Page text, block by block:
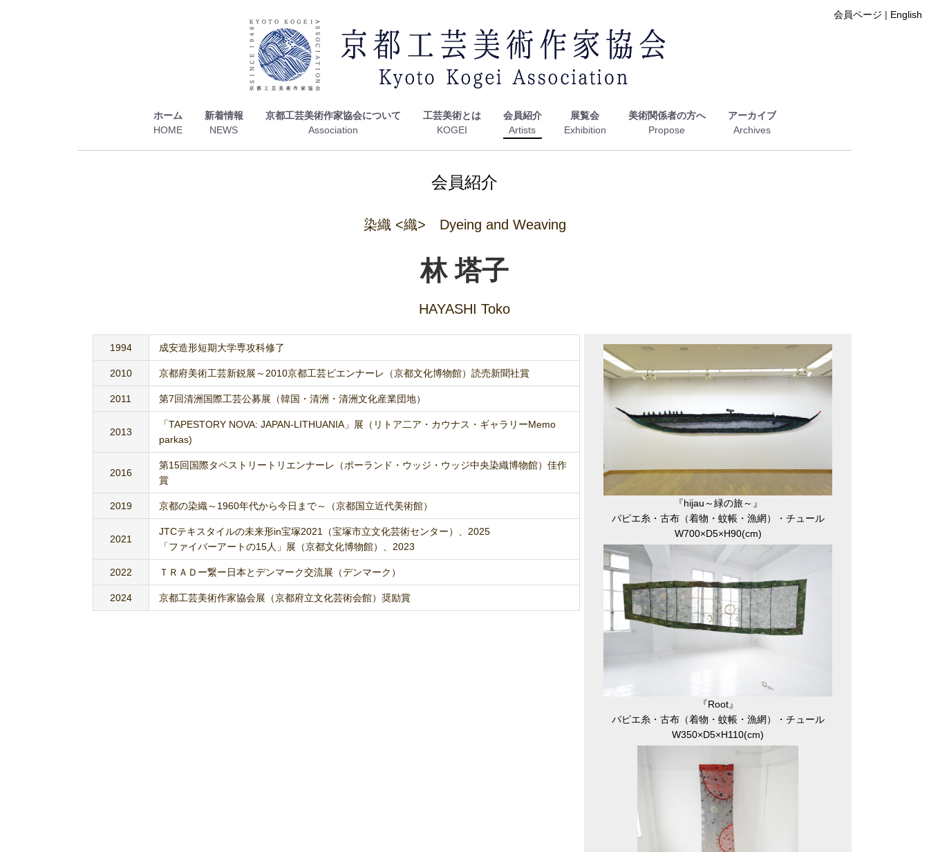
会員ページ | English
ホーム 新着情報 京都工芸美術作家協会について 工芸美術とは 会員紹介 展覧会 美術関係者の方へ アーカイブ
会員紹介
染織 <織> Dyeing and Weaving
林 塔子
HAYASHI Toko
『hijau～緑の旅～』
パピエ糸・古布（着物・蚊帳・漁網）・チュール
W700×D5×H90(cm)
『Root』
パピエ糸・古布（着物・蚊帳・漁網）・チュール
W350×D5×H110(cm)
1994 成安造形短期大学専攻科修了
2010 京都府美術工芸新鋭展～2010京都工芸ビエンナーレ（京都文化博物館）読売新聞社賞
2011 第7回清洲国際工芸公募展（韓国・清洲・清洲文化産業団地）
2013
「TAPESTORY NOVA: JAPAN-LITHUANIA」展（リトア二ア・カウナス・ギャラリーMemo
parkas)
2016
第15回国際タペストリートリエンナーレ（ポーランド・ウッジ・ウッジ中央染織博物館）佳作
賞
2019 京都の染織～1960年代から今日まで～（京都国立近代美術館）
2021
JTCテキスタイルの未来形in宝塚2021（宝塚市立文化芸術センター）、2025
「ファイバーアートの15人」展（京都文化博物館）、2023
2022 ＴＲＡＤー繋ー日本とデンマーク交流展（デンマーク）
2024 京都工芸美術作家協会展（京都府立文化芸術会館）奨励賞